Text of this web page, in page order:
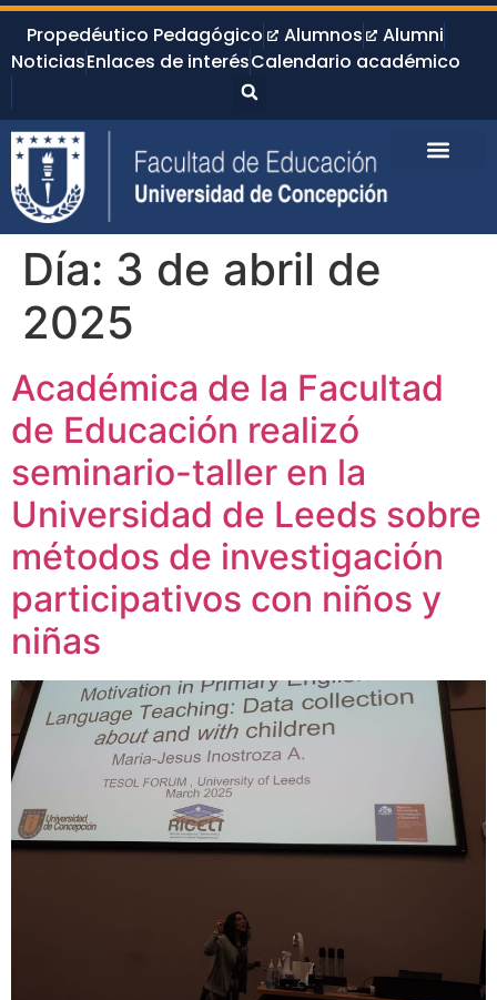
Propedéutico Pedagógico Alumnos
Alumni
NoticiasEnlaces de interésCalendario académico
Día: 3 de abril de
2025
Académica de la Facultad
de Educación realizó
seminario-taller en la
Universidad de Leeds sobre
métodos de investigación
participativos con niños y
niñas